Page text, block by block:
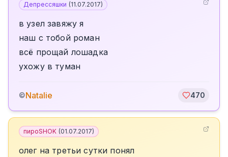
Депрессяшки (11.07.2017)
в узел завяжу я
наш с тобой роман
всё прощай лошадка
ухожу в туман
©Natalie 470
пироSHOK (01.07.2017)
олег на третьи сутки понял